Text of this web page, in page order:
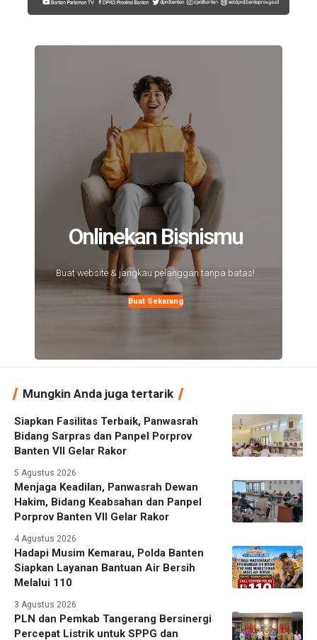
Onlinekan Bisnismu
Buat website & jangkau pelanggan tanpa batas!
Buat Sekarang
Mungkin Anda juga tertarik
Siapkan Fasilitas Terbaik, Panwasrah
Bidang Sarpras dan Panpel Porprov
Banten VII Gelar Rakor
5 Agustus 2026
Menjaga Keadilan, Panwasrah Dewan
Hakim, Bidang Keabsahan dan Panpel
Porprov Banten VII Gelar Rakor
4 Agustus 2026
Hadapi Musim Kemarau, Polda Banten
Siapkan Layanan Bantuan Air Bersih
Melalui 110
3 Agustus 2026
PLN dan Pemkab Tangerang Bersinergi
Percepat Listrik untuk SPPG dan